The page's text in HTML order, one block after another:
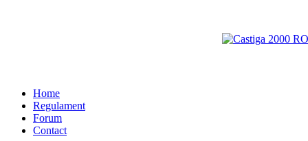
Home
Regulament
Forum
Contact